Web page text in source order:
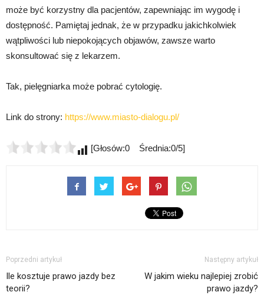
może być korzystny dla pacjentów, zapewniając im wygodę i
dostępność. Pamiętaj jednak, że w przypadku jakichkolwiek
wątpliwości lub niepokojących objawów, zawsze warto
skonsultować się z lekarzem.
Tak, pielęgniarka może pobrać cytologię.
Link do strony: https://www.miasto-dialogu.pl/
[Głosów:0 Średnia:0/5]
Poprzedni artykuł
Ile kosztuje prawo jazdy bez
teorii?
Następny artykuł
W jakim wieku najlepiej zrobić
prawo jazdy?